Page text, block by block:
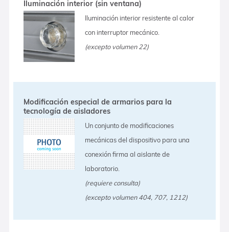
Iluminación interior (sin ventana)
Iluminación interior resistente al calor
con interruptor mecánico.
(excepto volumen 22)
Modificación especial de armarios para la
tecnología de aisladores
Un conjunto de modificaciones
mecánicas del dispositivo para una
conexión firma al aislante de
laboratorio.
(requiere consulta)
(excepto volumen 404, 707, 1212)